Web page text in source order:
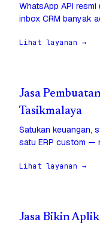
WhatsApp API
inbox CRM banyak
Lihat layanan →
Jasa
Tasikmalaya
Satukan keuangan,
satu ERP custom —
Lihat layanan →
Jasa Bikin